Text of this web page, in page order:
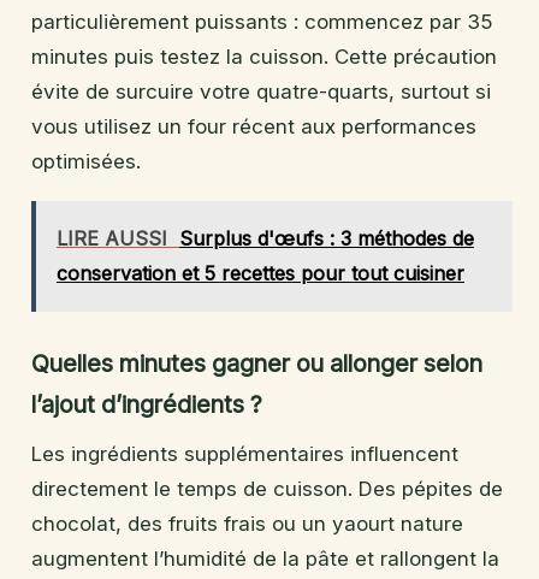
particulièrement puissants : commencez par 35
minutes puis testez la cuisson. Cette précaution
évite de surcuire votre quatre-quarts, surtout si
vous utilisez un four récent aux performances
optimisées.
LIRE AUSSI Surplus d'œufs : 3 méthodes de
conservation et 5 recettes pour tout cuisiner
Quelles minutes gagner ou allonger selon
l’ajout d’ingrédients ?
Les ingrédients supplémentaires influencent
directement le temps de cuisson. Des pépites de
chocolat, des fruits frais ou un yaourt nature
augmentent l’humidité de la pâte et rallongent la